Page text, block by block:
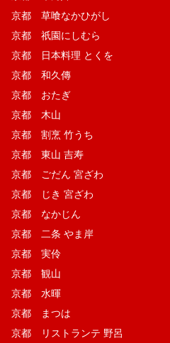
京都 草喰なかひがし
京都 祇園にしむら
京都 日本料理 とくを
京都 和久傳
京都 おたぎ
京都 木山
京都 割烹 竹うち
京都 東山 吉寿
京都 ごだん 宮ざわ
京都 じき 宮ざわ
京都 なかじん
京都 二条 やま岸
京都 実伶
京都 観山
京都 水暉
京都 まつは
京都 リストランテ 野呂